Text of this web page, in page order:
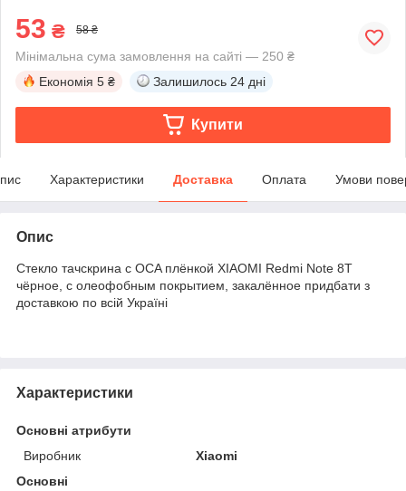
53 ₴ 58 ₴
Мінімальна сума замовлення на сайті — 250 ₴
Економія 5 ₴ Залишилось 24 дні
Купити
Характеристики Доставка Оплата Умови
Опис
Стекло тачскрина c OCA плёнкой XIAOMI Redmi Note 8T
чёрное, с олеофобным покрытием, закалённое придбати з
доставкою по всій Україні
Характеристики
Основні атрибути
Виробник
Xiaomi
Основні